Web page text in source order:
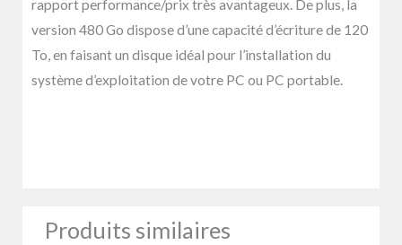
rapport performance/prix très avantageux. De plus, la
version 480 Go dispose d’une capacité d’écriture de 120
To, en faisant un disque idéal pour l’installation du
système d’exploitation de votre PC ou PC portable.
Produits similaires